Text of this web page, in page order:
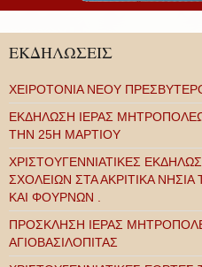
ΕΚΔΗΛΩΣΕΙΣ
ΧΕΙΡΟΤΟΝΙΑ ΝΕΟΥ
ΕΚΔΗΛΩΣΗ ΙΕΡΑΣ
ΤΗΝ 25Η ΜΑΡΤΙΟΥ
ΧΡΙΣΤΟΥΓΕΝΝΙΑΤΙΚΕΣ
ΣΧΟΛΕΙΩΝ ΣΤΑ ΑΚΡΙΤΙΚΑ
ΚΑΙ ΦΟΥΡΝΩΝ .
ΠΡΟΣΚΛΗΣΗ ΙΕΡΑΣ
ΑΓΙΟΒΑΣΙΛΟΠΙΤΑΣ